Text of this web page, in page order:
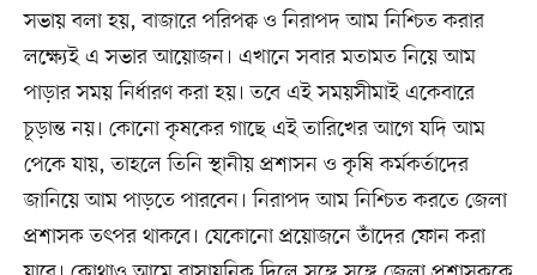
সভায় বলা হয়, বাজারে পরিপক্ব ও নিরাপদ আম নিশ্চিত করার
লক্ষ্যেই এ সভার আয়োজন। এখানে সবার মতামত নিয়ে আম
পাড়ার সময় নির্ধারণ করা হয়। তবে এই সময়সীমাই একেবারে
চূড়ান্ত নয়। কোনো কৃষকের গাছে এই তারিখের আগে যদি আম
পেকে যায়, তাহলে তিনি স্থানীয় প্রশাসন ও কৃষি কর্মকর্তাদের
জানিয়ে আম পাড়তে পারবেন। নিরাপদ আম নিশ্চিত করতে জেলা
প্রশাসক তৎপর থাকবে। যেকোনো প্রয়োজনে তাঁদের ফোন করা